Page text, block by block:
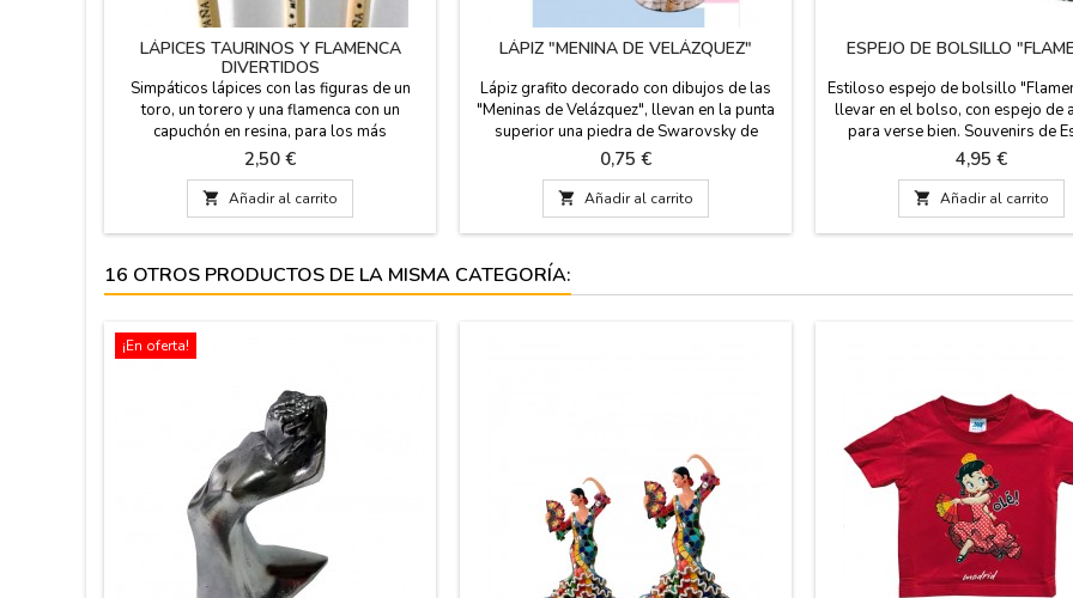
LÁPICES TAURINOS Y FLAMENCA
DIVERTIDOS
Simpáticos lápices con las figuras de un
toro, un torero y una flamenca con un
capuchón en resina, para los más
pequeños. Regalo para eventos,
aniversarios o primera comunión, si quieres
tener un detalle taurino. Medidas: 20 x 2,5
cm
Precio
2,50 €
 Añadir al carrito
LÁPIZ "MENINA DE VELÁZQUEZ"
Lápiz grafito decorado con dibujos de las
"Meninas de Velázquez", llevan en la punta
superior una piedra de Swarovsky de
colores variados. SE VENDE POR UNIDAD,
EL PRECIO ES DE UN LAPICERO. Medidas:
18 cm de largo
Precio
0,75 €
 Añadir al carrito
ESPEJO DE BOLSILLO
Estiloso espejo de bolsillo
llevar en el bolso, con espejo de
para verse bien. Souvenirs de
Medida: 7 cm diámetro
Precio
4,95 €
 Añadir al carrito
16 OTROS PRODUCTOS DE LA MISMA CATEGORÍA:
¡En oferta!